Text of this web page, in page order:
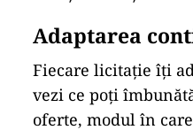
Urmează procesul
conform condițiilor
pași imediat după
parte din reguli.